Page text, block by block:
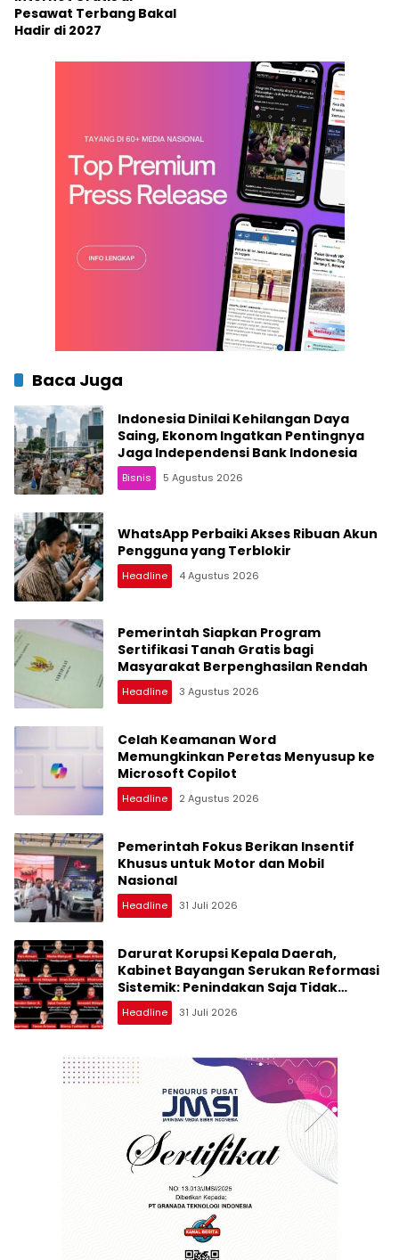
Pesawat Terbang Bakal
Hadir di 2027
Baca Juga
Indonesia Dinilai Kehilangan Daya
Saing, Ekonom Ingatkan Pentingnya
Jaga Independensi Bank Indonesia
Bisnis 5 Agustus 2026
WhatsApp Perbaiki Akses Ribuan Akun
Pengguna yang Terblokir
Headline 4 Agustus 2026
Pemerintah Siapkan Program
Sertifikasi Tanah Gratis bagi
Masyarakat Berpenghasilan Rendah
Headline 3 Agustus 2026
Celah Keamanan Word
Memungkinkan Peretas Menyusup ke
Microsoft Copilot
Headline 2 Agustus 2026
Pemerintah Fokus Berikan Insentif
Khusus untuk Motor dan Mobil
Nasional
Headline 31 Juli 2026
Darurat Korupsi Kepala Daerah,
Kabinet Bayangan Serukan Reformasi
Sistemik: Penindakan Saja Tidak
Cukup!
Headline 31 Juli 2026